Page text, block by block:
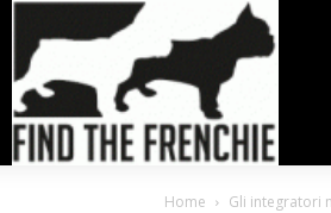
Home Gli integratori